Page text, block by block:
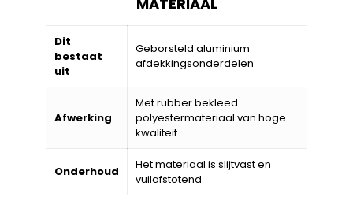
Dit
bestaat
uit
Geborsteld aluminium
afdekkingsonderdelen
Afwerking
Met rubber bekleed
polyestermateriaal van hoge
kwaliteit
Onderhoud
Het materiaal is slijtvast en
vuilafstotend